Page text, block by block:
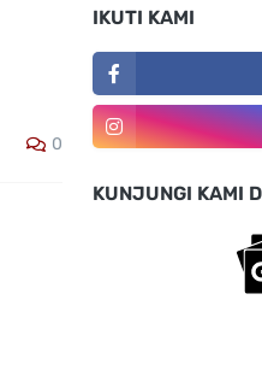
0
IKUTI KAMI
KUNJUNGI KAMI